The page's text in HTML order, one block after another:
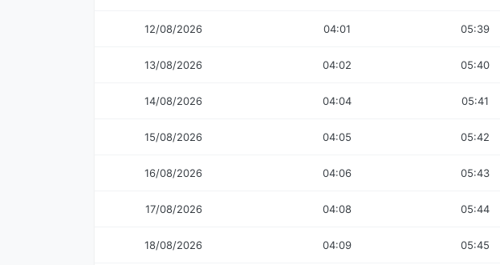
12/08/2026 04:01 05:39
13/08/2026 04:02 05:40
14/08/2026 04:04 05:41
15/08/2026 04:05 05:42
16/08/2026 04:06 05:43
17/08/2026 04:08 05:44
18/08/2026 04:09 05:45